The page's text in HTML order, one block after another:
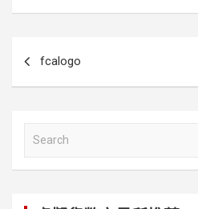
ce
b
o
e
tt er d
fcalogo